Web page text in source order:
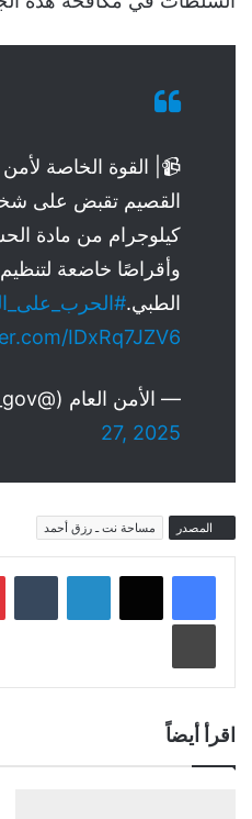
📹| القوة الخاصة
كيلوجرام من مادة
وأقراصًا خاضعة لتنظيم
الطبي.
IDxRq7JZV6
— الأمن العام (@security_gov)
27, 2025
المصدر مساحة نت ـ رزق أحمد
لينكدإن
اقرأ أيضاً